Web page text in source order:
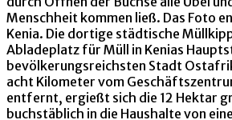
Menschheit kommen ließ. Das Foto
Kenia. Die dortige städtische
Abladeplatz für Müll in Kenias
bevölkerungsreichsten Stadt
acht Kilometer vom
entfernt, ergießt sich die 12 Hektar
buchstäblich in die Haushalte von